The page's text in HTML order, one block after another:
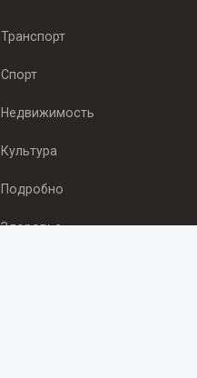
Транспорт
Спорт
Недвижимость
Культура
Подробно
Здоровье